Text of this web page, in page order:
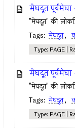
मेघदूत
"मेघदूत" की
Tags: मेघदूत,
Type: PAGE |
मेघदूत
"मेघदूत" की
Tags: मेघदूत,
Type: PAGE |